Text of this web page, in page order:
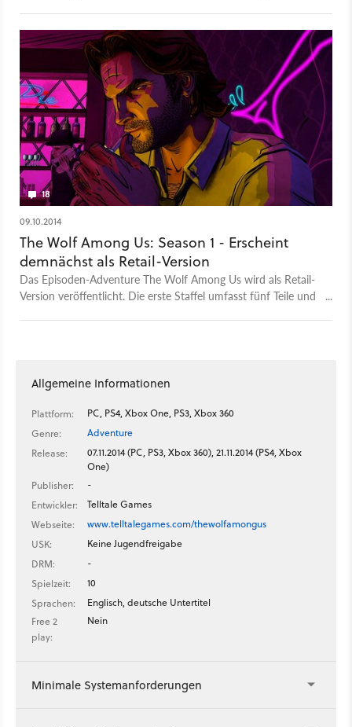
18
09.10.2014
The Wolf Among Us: Season 1 - Erscheint
demnächst als Retail-Version
Das Episoden-Adventure The Wolf Among Us wird als Retail-
Version veröffentlicht. Die erste Staffel umfasst fünf Teile und
Allgemeine Informationen
Plattform:
PC, PS4, Xbox One, PS3, Xbox 360
Genre:
Adventure
Release:
07.11.2014 (PC, PS3, Xbox 360), 21.11.2014 (PS4, Xbox
One)
Publisher:
-
Entwickler:
Telltale Games
Webseite:
www.telltalegames.com/thewolfamongus
USK:
Keine Jugendfreigabe
DRM:
-
Spielzeit:
10
Sprachen:
Englisch, deutsche Untertitel
Free 2
play:
Nein
Minimale Systemanforderungen